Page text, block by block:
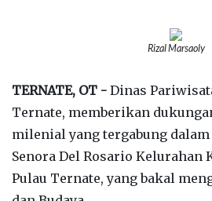
Rizal Marsaoly
TERNATE, OT - Dinas
Ternate, memberikan
milenial yang tergabung dalam
Senora Del Rosario Kelurahan
Pulau Ternate, yang bakal